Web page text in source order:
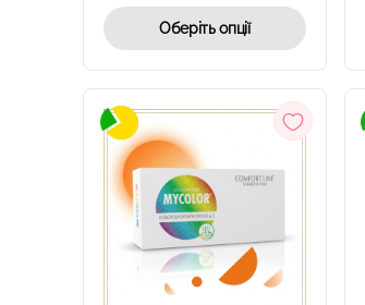
Оберіть опції
ШВИДКИЙ